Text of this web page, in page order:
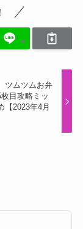
ツムツムお弁
目攻略ミッ
【2023年4月